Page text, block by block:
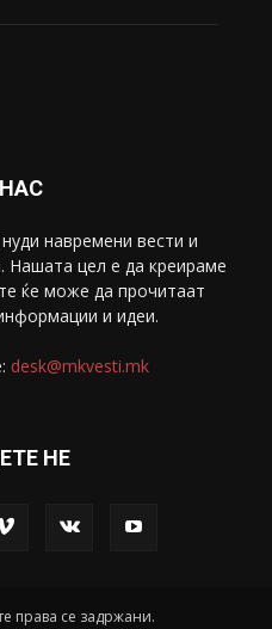
навремени вести и
Нашата цел е да креираме
ќе може да прочитаат
и идеи.
desk@mkvesti.mk
НЕ
права се задржани.